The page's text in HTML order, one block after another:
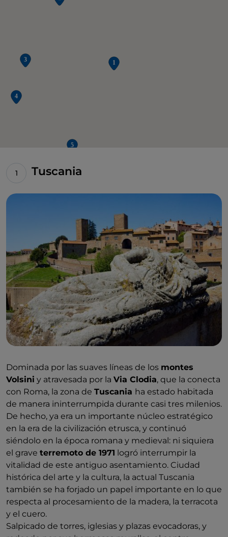
Tuscania
Dominada por las suaves líneas de los montes
Volsini y atravesada por la Via Clodia, que la conecta
con Roma, la zona de Tuscania ha estado habitada
de manera ininterrumpida durante casi tres milenios.
De hecho, ya era un importante núcleo estratégico
en la era de la civilización etrusca, y continuó
siéndolo en la época romana y medieval: ni siquiera
el grave terremoto de 1971 logró interrumpir la
vitalidad de este antiguo asentamiento. Ciudad
histórica del arte y la cultura, la actual Tuscania
también se ha forjado un papel importante en lo que
respecta al procesamiento de la madera, la terracota
y el cuero.
Salpicado de torres, iglesias y plazas evocadoras, y